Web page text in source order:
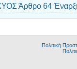
Άρθρο 64
Πολιτική